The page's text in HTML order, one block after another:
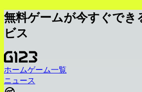
無料ゲームが今すぐでき
ビス
ホームゲーム一覧
ニュース